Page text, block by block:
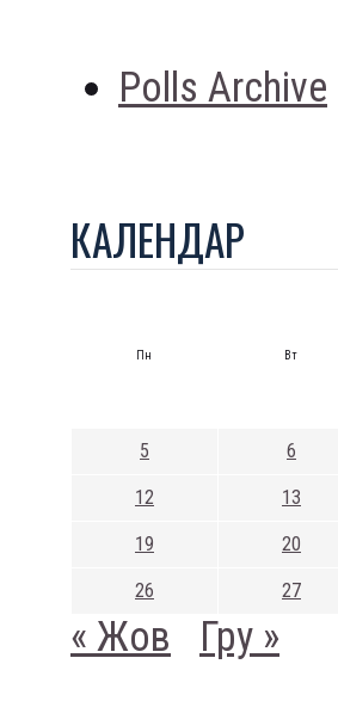
Polls Archive
КАЛЕНДАР
Пн Вт
5 6
12 13
19 20
26 27
« Жов Гру »